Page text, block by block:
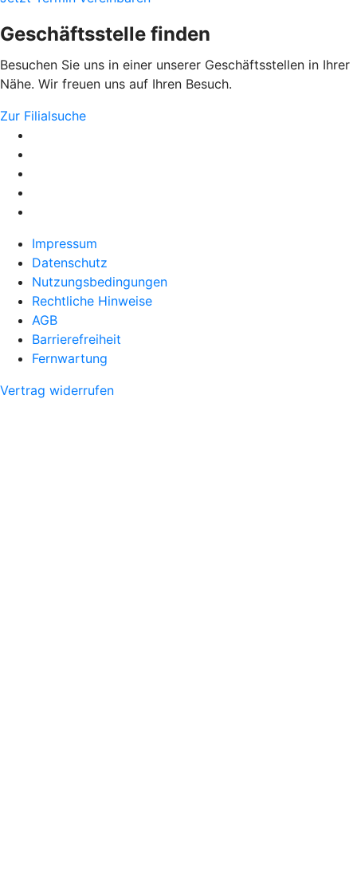
Geschäftsstelle finden
Besuchen Sie uns in einer unserer Geschäftsstellen in Ihrer
Nähe. Wir freuen uns auf Ihren Besuch.
Zur Filialsuche
Impressum
Datenschutz
Nutzungsbedingungen
Rechtliche Hinweise
AGB
Barrierefreiheit
Fernwartung
Vertrag widerrufen